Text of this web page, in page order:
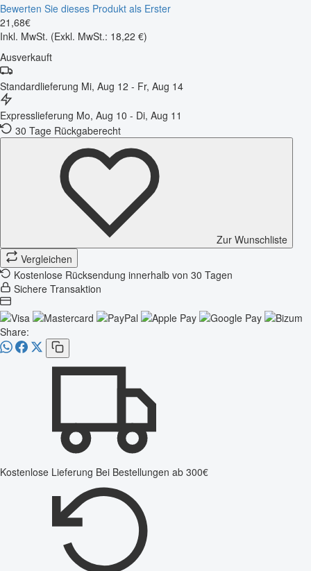
Bewerten Sie dieses Produkt als Erster
21 ,68€
Inkl. MwSt. (Exkl. MwSt.: 18,22 €)
Ausverkauft
Standardlieferung Mi, Aug 12 - Fr, Aug 14
Expresslieferung Mo, Aug 10 - Di, Aug 11
30 Tage Rückgaberecht
Zur Wunschliste
Vergleichen
Kostenlose Rücksendung innerhalb von 30 Tagen
Sichere Transaktion
Share:
Kostenlose Lieferung Bei Bestellungen ab 300€